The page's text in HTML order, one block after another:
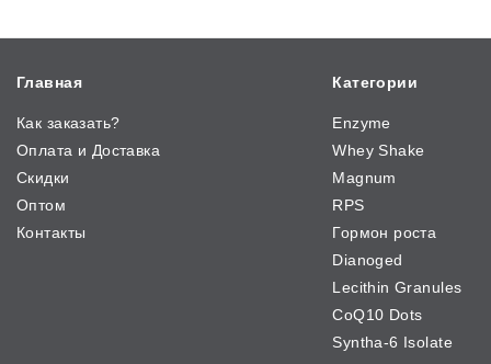
Главная
Как заказать?
Оплата и Доставка
Скидки
Оптом
Контакты
Категории
Enzyme
Whey Shake
Magnum
RPS
Гормон роста
Dianoged
Lecithin Granules
CoQ10 Dots
Syntha-6 Isolate